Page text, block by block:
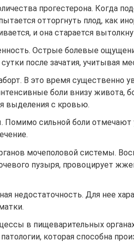
прогестерона. Когда
отторгнуть плод, как
и она старается
Острые болевые
после зачатия, учитывая
В это время существенно
боли внизу живота,
выделения с кровью.
Помимо сильной боли отмечают
мочеполовой системы.
пузыря, провоцирует
недостаточность. Для нее
в пищеварительных
которая способна